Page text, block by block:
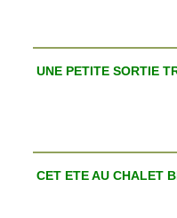
UNE PETITE SORTIE
CET ETE AU CHALET